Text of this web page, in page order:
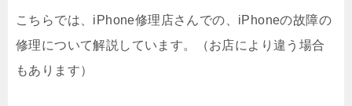
こちらでは、iPhone修理店さんでの、iPhoneの故障の
修理について解説しています。（お店により違う場合
もあります）